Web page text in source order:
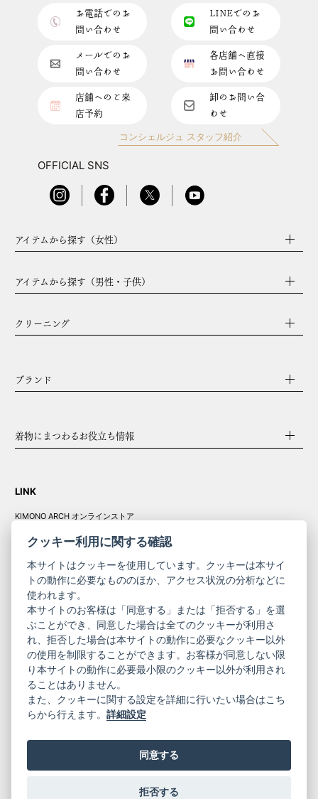
お電話でのお
問い合わせ
LINEでのお
問い合わせ
メールでのお
問い合わせ
各店舗へ直接
お問い合わせ
店舗へのご来
店予約
卸のお問い合
わせ
コンシェルジュ スタッフ紹介
OFFICIAL SNS
アイテムから探す（女性）
アイテムから探す（男性・子供）
クリーニング
ブランド
着物にまつわるお役立ち情報
LINK
KIMONO ARCH オンラインストア
コーポレート
サイト
きものやまと振
袖
サイト
ニュースレター
ご利用案内
お問い合わせ
プライバシーポリシー
特定商取引法に基づく表記
ご利用規約
© 2019 YAMATO CO, LTD.
クッキー利用に関する確認
本サイトはクッキーを使用しています。クッキーは本サイ
トの動作に必要なもののほか、アクセス状況の分析などに
使われます。
本サイトのお客様は「同意する」または「拒否する」を選
ぶことができ、同意した場合は全てのクッキーが利用さ
れ、拒否した場合は本サイトの動作に必要なクッキー以外
の使用を制限することができます。お客様が同意しない限
り本サイトの動作に必要最小限のクッキー以外が利用され
ることはありません。
また、クッキーに関する設定を詳細に行いたい場合はこち
らから行えます。詳細設定
同意する
拒否する